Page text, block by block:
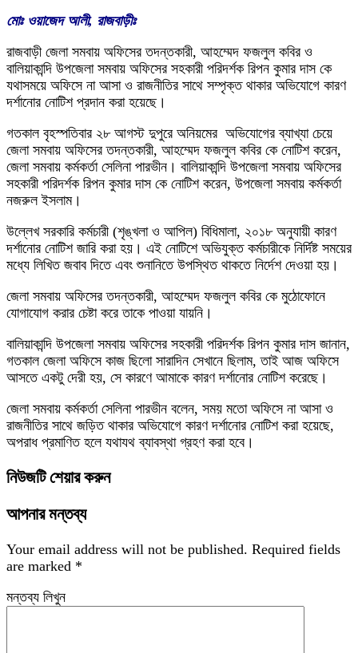
মোঃ ওয়াজেদ আলী, রাজবাড়ীঃ
রাজবাড়ী জেলা সমবায় অফিসের তদন্তকারী, আহম্মেদ ফজলুল কবির ও
বালিয়াকান্দি উপজেলা সমবায় অফিসের সহকারী পরিদর্শক রিপন কুমার দাস কে
যথাসময়ে অফিসে না আসা ও রাজনীতির সাথে সম্পৃক্ত থাকার অভিযোগে কারণ
দর্শানোর নোটিশ প্রদান করা হয়েছে।
গতকাল বৃহস্পতিবার ২৮ আগস্ট দুপুরে অনিয়মের অভিযোগের ব্যাখ্যা চেয়ে
জেলা সমবায় অফিসের তদন্তকারী, আহম্মেদ ফজলুল কবির কে নোটিশ করেন,
জেলা সমবায় কর্মকর্তা সেলিনা পারভীন। বালিয়াকান্দি উপজেলা সমবায় অফিসের
সহকারী পরিদর্শক রিপন কুমার দাস কে নোটিশ করেন, উপজেলা সমবায় কর্মকর্তা
নজরুল ইসলাম।
উল্লেখ সরকারি কর্মচারী (শৃঙ্খলা ও আপিল) বিধিমালা, ২০১৮ অনুযায়ী কারণ
দর্শানোর নোটিশ জারি করা হয়। এই নোটিশে অভিযুক্ত কর্মচারীকে নির্দিষ্ট সময়ের
মধ্যে লিখিত জবাব দিতে এবং শুনানিতে উপস্থিত থাকতে নির্দেশ দেওয়া হয়।
জেলা সমবায় অফিসের তদন্তকারী, আহম্মেদ ফজলুল কবির কে মুঠোফোনে
যোগাযোগ করার চেষ্টা করে তাকে পাওয়া যায়নি।
বালিয়াকান্দি উপজেলা সমবায় অফিসের সহকারী পরিদর্শক রিপন কুমার দাস জানান,
গতকাল জেলা অফিসে কাজ ছিলো সারাদিন সেখানে ছিলাম, তাই আজ অফিসে
আসতে একটু দেরী হয়, সে কারণে আমাকে কারণ দর্শানোর নোটিশ করেছে।
জেলা সমবায় কর্মকর্তা সেলিনা পারভীন বলেন, সময় মতো অফিসে না আসা ও
রাজনীতির সাথে জড়িত থাকার অভিযোগে কারণ দর্শানোর নোটিশ করা হয়েছে,
অপরাধ প্রমাণিত হলে যথাযথ ব্যাবস্থা গ্রহণ করা হবে।
নিউজটি শেয়ার করুন
আপনার মন্তব্য
Your email address will not be published. Required fields
are marked *
মন্তব্য লিখুন